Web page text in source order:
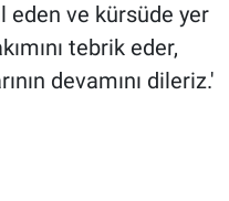
ve kürsüde yer
tebrik eder,
devamını dileriz.'